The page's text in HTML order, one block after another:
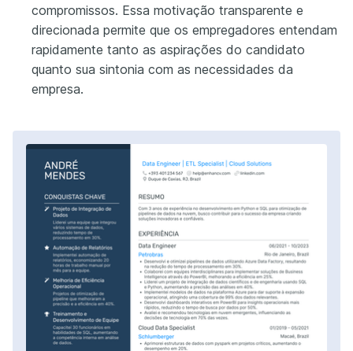
compromissos. Essa motivação transparente e
direcionada permite que os empregadores entendam
rapidamente tanto as aspirações do candidato
quanto sua sintonia com as necessidades da
empresa.